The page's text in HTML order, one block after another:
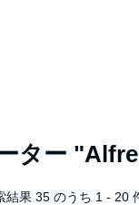
ター
結果 35 のうち 1 - 20